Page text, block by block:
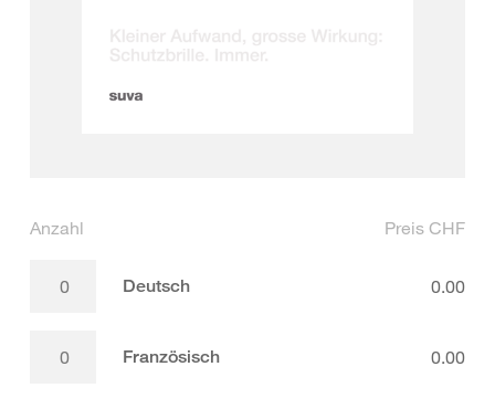
Anzahl Preis CHF
Deutsch 0.00
Französisch 0.00